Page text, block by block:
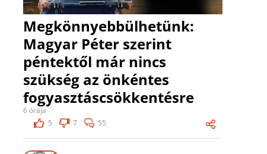
Megkönnyebbülhetünk:
Magyar Péter szerint
péntektől már nincs
szükség az önkéntes
fogyasztáscsökkentésre
6 órája
5
7 55